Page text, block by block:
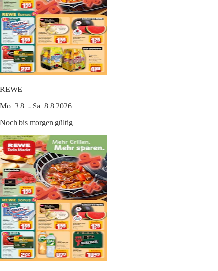
REWE
Mo. 3.8. - Sa. 8.8.2026
Noch bis morgen gültig